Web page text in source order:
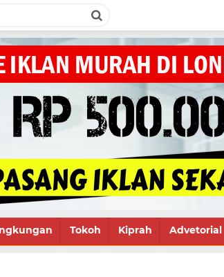
Tokoh Kiprah Advetorial